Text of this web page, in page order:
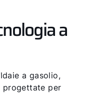
a
a gasolio,
progettate per